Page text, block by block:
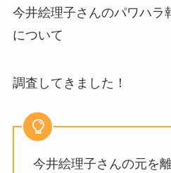
今井絵理子さんのパワハラ
について
調査してきました！
今井絵理子さんの元を